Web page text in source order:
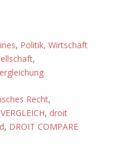
, Politik, Wirtschaft
,
Recht,
, droit
, DROIT COMPARE